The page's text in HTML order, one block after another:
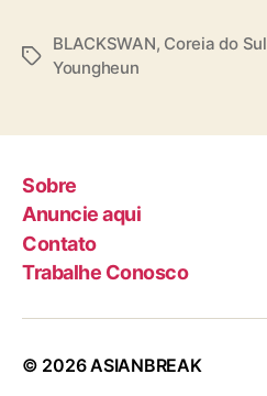
T
BLACKSWAN, Coreia do Sul
Youngheun
Sobre
Anuncie aqui
Contato
Trabalhe Conosco
© 2026ASIANBREAK